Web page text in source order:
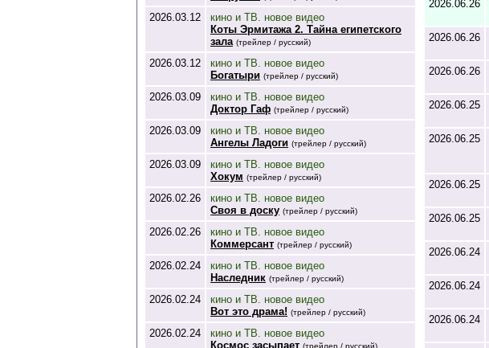
2026.03.12
кино и ТВ. новое видео
Коты Эрмитажа 2. Тайна египетского
зала (трейлер / русский)
2026.03.12
кино и ТВ. новое видео
Богатыри (трейлер / русский)
2026.03.09
кино и ТВ. новое видео
Доктор Гаф (трейлер / русский)
2026.03.09
кино и ТВ. новое видео
Ангелы Ладоги (трейлер / русский)
2026.03.09
кино и ТВ. новое видео
Хокум (трейлер / русский)
2026.02.26
кино и ТВ. новое видео
Своя в доску (трейлер / русский)
2026.02.26
кино и ТВ. новое видео
Коммерсант (трейлер / русский)
2026.02.24
кино и ТВ. новое видео
Наследник (трейлер / русский)
2026.02.24
кино и ТВ. новое видео
Вот это драма! (трейлер / русский)
2026.02.24
кино и ТВ. новое видео
Космос засыпает (трейлер / русский)
2026.06.26
2026.06.26
2026.06.26
2026.06.25
2026.06.25
2026.06.25
2026.06.25
2026.06.24
2026.06.24
2026.06.24